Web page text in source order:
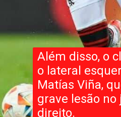
Além disso, o
o lateral
Matías Viña,
grave lesão no
direito.